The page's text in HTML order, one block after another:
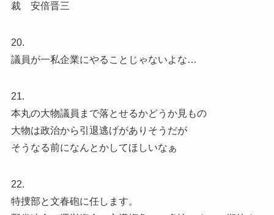
裁 安倍晋三
20.
議員が一私企業にやることじゃないよな…
21.
本丸の大物議員まで落とせるかどうか見もの
大物は政治から引退逃げがありそうだが
そうなる前になんとかしてほしいなぁ
22.
特捜部と文春砲に任します。